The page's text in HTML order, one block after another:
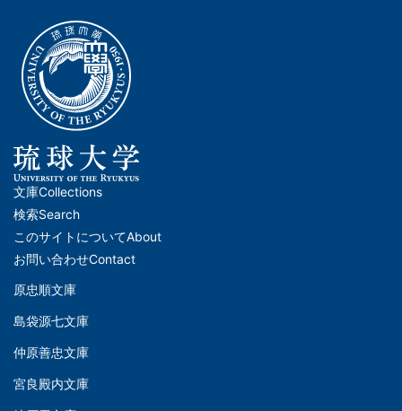
メ
イ
ン
ナ
ビ
ー
シ
文庫Collections
検索Search
このサイトについてAbout
お問い合わせContact
文
(Left)
原忠順文庫
島袋源七文庫
仲原善忠文庫
宮良殿内文庫